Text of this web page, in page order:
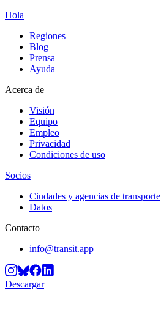
Hola
Regiones
Blog
Prensa
Ayuda
Acerca de
Visión
Equipo
Empleo
Privacidad
Condiciones de uso
Socios
Ciudades y agencias de transporte
Datos
Contacto
info@transit.app
Descargar